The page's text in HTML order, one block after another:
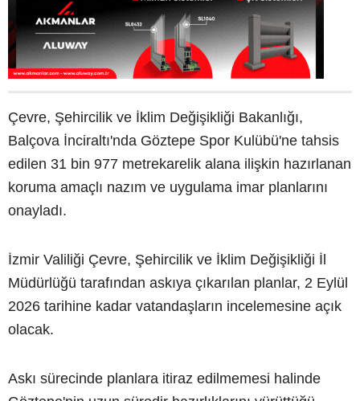
Çevre, Şehircilik ve İklim Değişikliği Bakanlığı,
Balçova İnciraltı'nda Göztepe Spor Kulübü'ne tahsis
edilen 31 bin 977 metrekarelik alana ilişkin hazırlanan
koruma amaçlı nazım ve uygulama imar planlarını
onayladı.
İzmir Valiliği Çevre, Şehircilik ve İklim Değişikliği İl
Müdürlüğü tarafından askıya çıkarılan planlar, 2 Eylül
2026 tarihine kadar vatandaşların incelemesine açık
olacak.
Askı sürecinde planlara itiraz edilmemesi halinde